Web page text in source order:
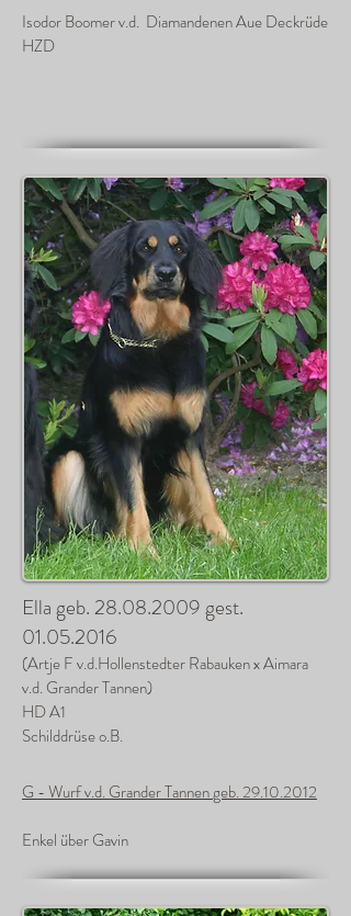
Isodor Boomer v.d. Diamandenen Aue Deckrüde
HZD
Ella geb.28.08.2009gest.
01.05.2016
(Artje F v.d.Hollenstedter Rabauken x Aimara
v.d. Grander Tannen)
HD A1
Schilddrüse o.B.
G - Wurf v.d. Grander Tannengeb. 29.10.2012
Enkel über Gavin